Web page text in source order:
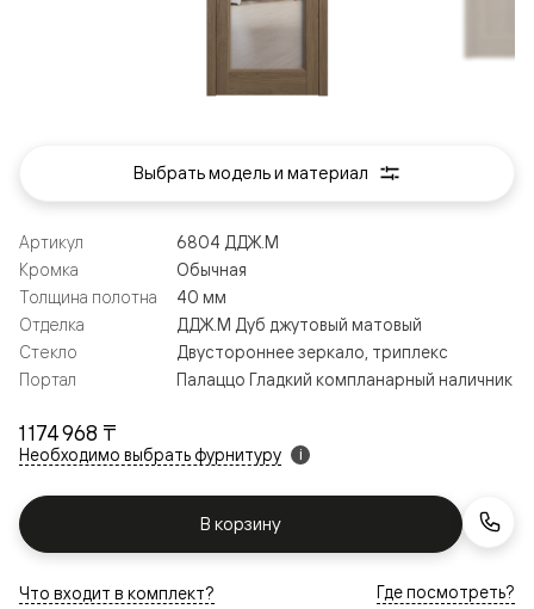
1 174 968 ₸
Необходимо выбрать фурнитуру i
В корзину
Артикул
6804 ДДЖ.М
Кромка
Обычная
Толщина полотна
40 мм
Отделка
ДДЖ.М Дуб джутовый матовый
Стекло
Двустороннее зеркало, триплекс
Портал
Палаццо Гладкий компланарный наличник
Что входит в комплект? Где посмотреть?
Выбрать модель и материал